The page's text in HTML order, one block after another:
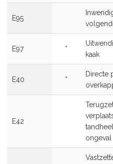
E95
E97 *
kaak
E40 *
Directe
E42
ongeval